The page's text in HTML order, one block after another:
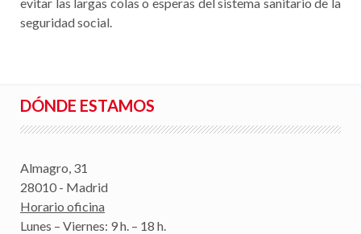
seguridad social.
DÓNDE ESTAMOS
Almagro, 31
28010 - Madrid
Horario oficina
Lunes – Viernes: 9 h. – 18 h.